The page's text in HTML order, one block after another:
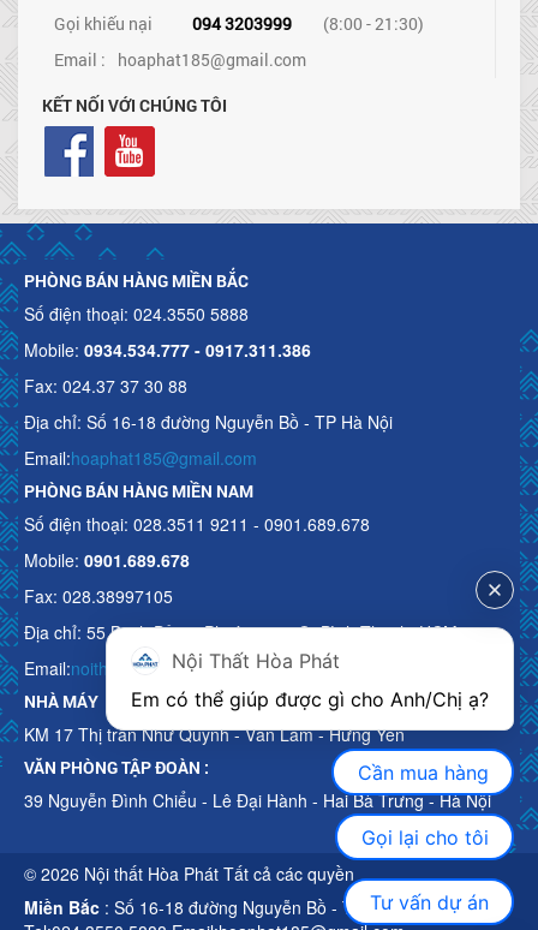
Gọi khiếu nại
094 3203999
(8:00 - 21:30)
Email : hoaphat185@gmail.com
KẾT NỐI VỚI CHÚNG TÔI
PHÒNG BÁN HÀNG MIỀN BẮC
Số điện thoại: 024.3550 5888
Mobile: 0934.534.777 - 0917.311.386
Fax: 024.37 37 30 88
Địa chỉ: Số 16-18 đường Nguyễn Bồ - TP Hà Nội
Email:hoaphat185@gmail.com
PHÒNG BÁN HÀNG MIỀN NAM
Số điện thoại: 028.3511 9211 - 0901.689.678
Mobile: 0901.689.678
Fax: 028.38997105
Địa chỉ: 55 Bạch Đằng, Phường 15, Q. Bình Thạnh, HCM
Email:noithathoaphattot@gmail.com
NHÀ MÁY
KM 17 Thị trấn Như Quỳnh - Văn Lâm - Hưng Yên
VĂN PHÒNG TẬP ĐOÀN :
39 Nguyễn Đình Chiểu - Lê Đại Hành - Hai Bà Trưng - Hà Nội
© 2026 Nội thất Hòa Phát Tất cả các quyền
Miền Bắc : Số 16-18 đường Nguyễn Bồ - TP Hà Nội
Nội Thất Hòa Phát
Cần mua hàng
Gọi lại cho tôi
Tư vấn dự án